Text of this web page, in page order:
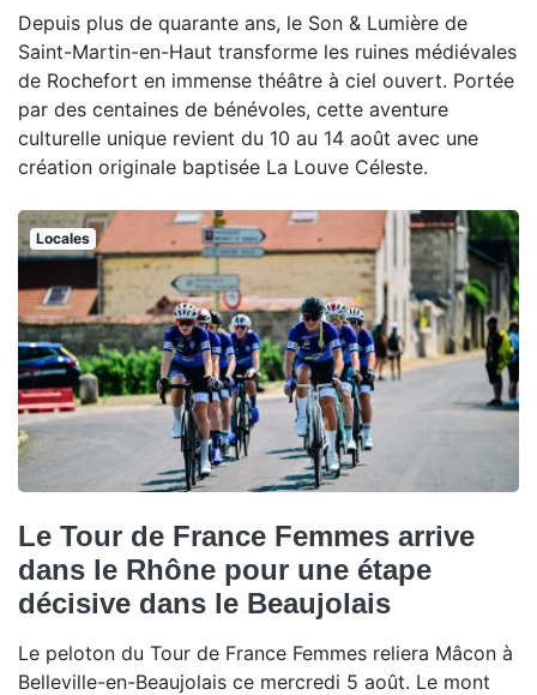
Depuis plus de quarante ans, le Son & Lumière de
Saint-Martin-en-Haut transforme les ruines médiévales
de Rochefort en immense théâtre à ciel ouvert. Portée
par des centaines de bénévoles, cette aventure
culturelle unique revient du 10 au 14 août avec une
création originale baptisée La Louve Céleste.
Locales
Le Tour de France Femmes arrive
dans le Rhône pour une étape
décisive dans le Beaujolais
Le peloton du Tour de France Femmes reliera Mâcon à
Belleville-en-Beaujolais ce mercredi 5 août. Le mont